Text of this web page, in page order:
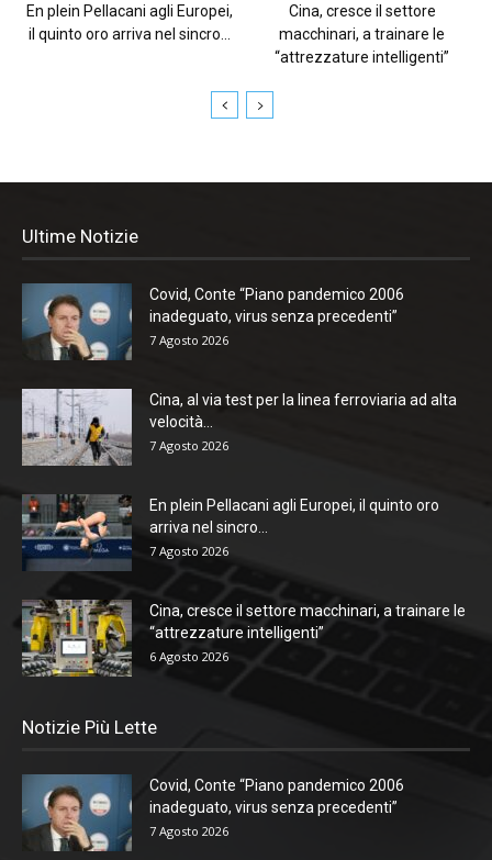
En plein Pellacani agli Europei,
il quinto oro arriva nel sincro...
Cina, cresce il settore
macchinari, a trainare le
“attrezzature intelligenti”
Ultime Notizie
Covid, Conte “Piano pandemico 2006
inadeguato, virus senza precedenti”
7 Agosto 2026
Cina, al via test per la linea ferroviaria ad alta
velocità...
7 Agosto 2026
En plein Pellacani agli Europei, il quinto oro
arriva nel sincro...
7 Agosto 2026
Cina, cresce il settore macchinari, a trainare le
“attrezzature intelligenti”
6 Agosto 2026
Notizie Più Lette
Covid, Conte “Piano pandemico 2006
inadeguato, virus senza precedenti”
7 Agosto 2026